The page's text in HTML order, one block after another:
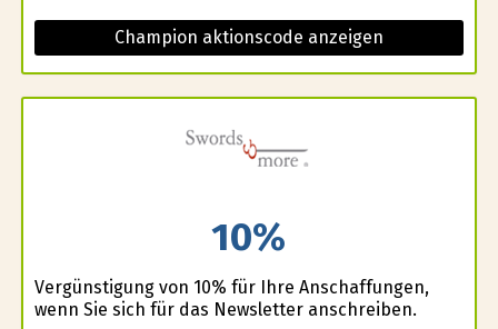
Champion aktionscode anzeigen
10%
Vergünstigung von 10% für Ihre Anschaffungen,
wenn Sie sich für das Newsletter anschreiben.